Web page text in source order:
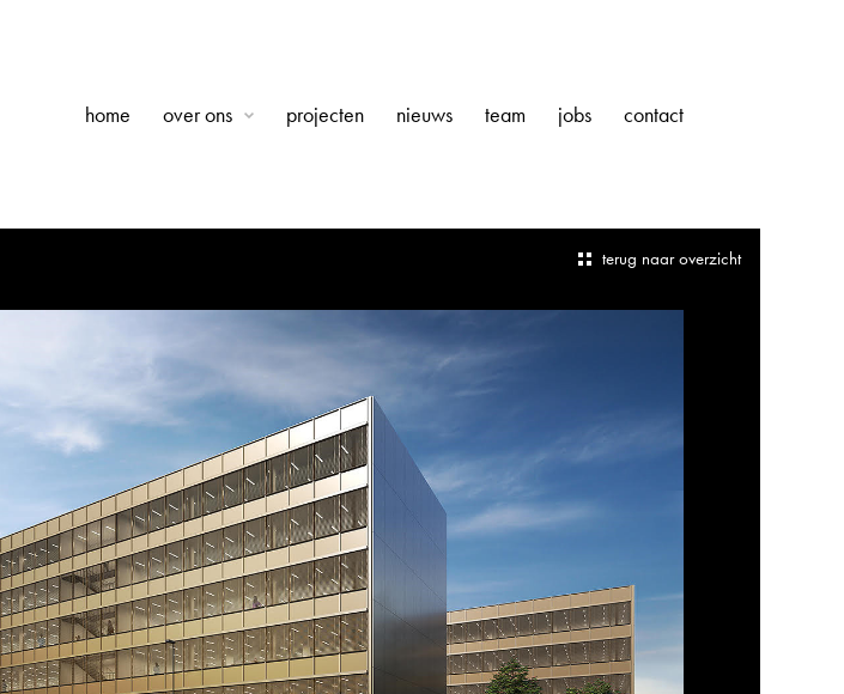
home over ons projecten nieuws team jobs contact
terug naar overzicht